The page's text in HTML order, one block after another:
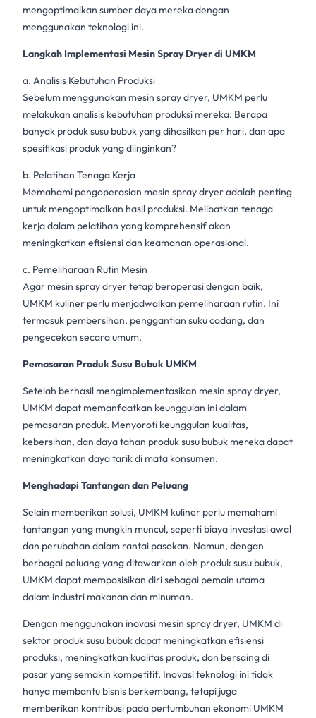
mengoptimalkan sumber daya mereka dengan
menggunakan teknologi ini.
Langkah Implementasi Mesin Spray Dryer di UMKM
a. Analisis Kebutuhan Produksi
Sebelum menggunakan mesin spray dryer, UMKM perlu
melakukan analisis kebutuhan produksi mereka. Berapa
banyak produk susu bubukyang dihasilkan per hari, dan apa
spesifikasi produk yang diinginkan?
b. Pelatihan Tenaga Kerja
Memahami pengoperasian mesin spray dryeradalah penting
untuk mengoptimalkan hasil produksi. Melibatkan tenaga
kerja dalam pelatihan yang komprehensif akan
meningkatkan efisiensi dan keamanan operasional.
c. Pemeliharaan Rutin Mesin
Agar mesin spray dryertetap beroperasi dengan baik,
UMKM kuliner perlu menjadwalkan pemeliharaan rutin. Ini
termasuk pembersihan, penggantian suku cadang, dan
pengecekan secara umum.
Pemasaran Produk Susu Bubuk UMKM
Setelah berhasil mengimplementasikan mesin spray dryer,
UMKM dapat memanfaatkan keunggulan ini dalam
pemasaran produk. Menyoroti keunggulan kualitas,
kebersihan, dan daya tahan produksusu bubuk mereka dapat
meningkatkan daya tarik di mata konsumen.
Menghadapi Tantangan dan Peluang
Selain memberikan solusi, UMKM kuliner perlu memahami
tantangan yang mungkin muncul, seperti biaya investasi awal
dan perubahan dalam rantai pasokan. Namun, dengan
berbagai peluang yang ditawarkan oleh produk susu bubuk,
UMKM dapat memposisikan diri sebagai pemain utama
dalam industri makanan dan minuman.
Dengan menggunakan inovasi mesin spray dryer, UMKM di
sektor produksusu bubukdapat meningkatkan efisiensi
produksi, meningkatkan kualitas produk, dan bersaing di
pasar yang semakin kompetitif. Inovasi teknologi ini tidak
hanya membantu bisnis berkembang, tetapi juga
memberikan kontribusi pada pertumbuhan ekonomi UMKM